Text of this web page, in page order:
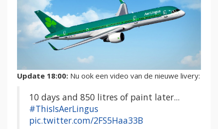
Update 18:00: Nu ook een video van de nieuwe livery:
10 days and 850 litres of paint later...
#ThisIsAerLingus
pic.twitter.com/2FS5Haa33B